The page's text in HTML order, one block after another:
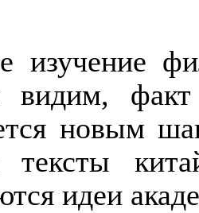
изучение
факт
новым
тексты
идеи